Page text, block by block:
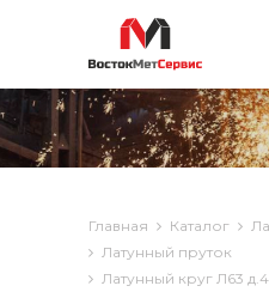
Главная Каталог
Латунный пруток
Латунный круг Л63